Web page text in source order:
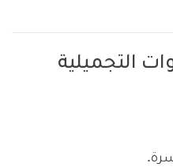
التجميلية